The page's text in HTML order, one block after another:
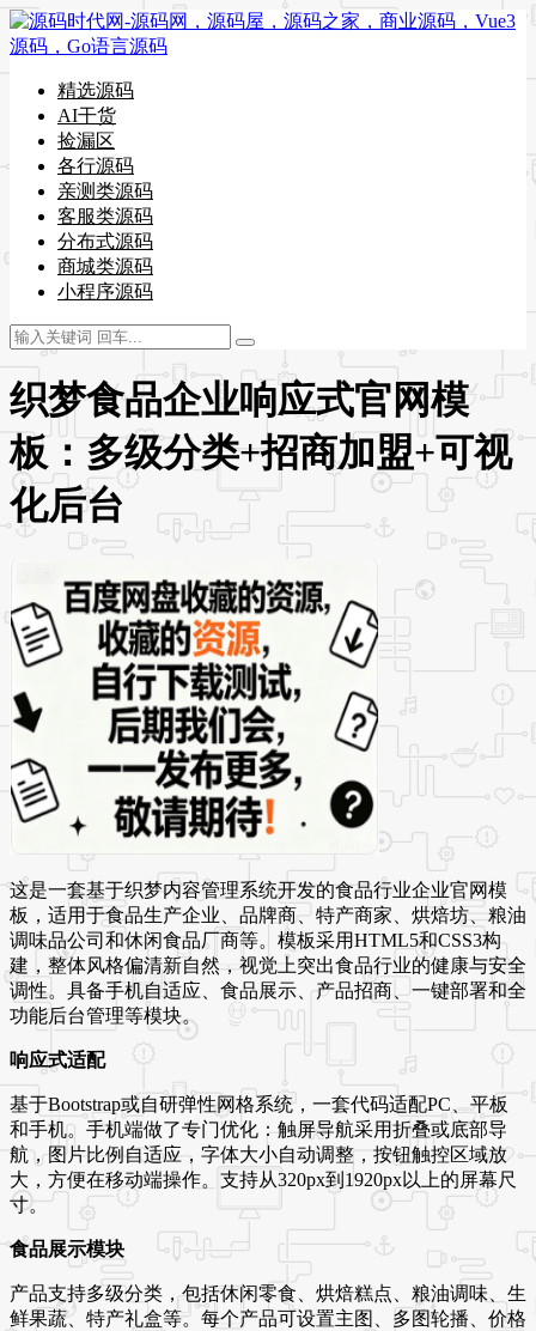
精选源码
AI干货
捡漏区
各行源码
亲测类源码
客服类源码
分布式源码
商城类源码
小程序源码
织梦食品企业响应式官网模
板：多级分类+招商加盟+可视
化后台
这是一套基于织梦内容管理系统开发的食品行业企业官网模
板，适用于食品生产企业、品牌商、特产商家、烘焙坊、粮油
调味品公司和休闲食品厂商等。模板采用HTML5和CSS3构
建，整体风格偏清新自然，视觉上突出食品行业的健康与安全
调性。具备手机自适应、食品展示、产品招商、一键部署和全
功能后台管理等模块。
响应式适配
基于Bootstrap或自研弹性网格系统，一套代码适配PC、平板
和手机。手机端做了专门优化：触屏导航采用折叠或底部导
航，图片比例自适应，字体大小自动调整，按钮触控区域放
大，方便在移动端操作。支持从320px到1920px以上的屏幕尺
寸。
食品展示模块
产品支持多级分类，包括休闲零食、烘焙糕点、粮油调味、生
鲜果蔬、特产礼盒等。每个产品可设置主图、多图轮播、价格